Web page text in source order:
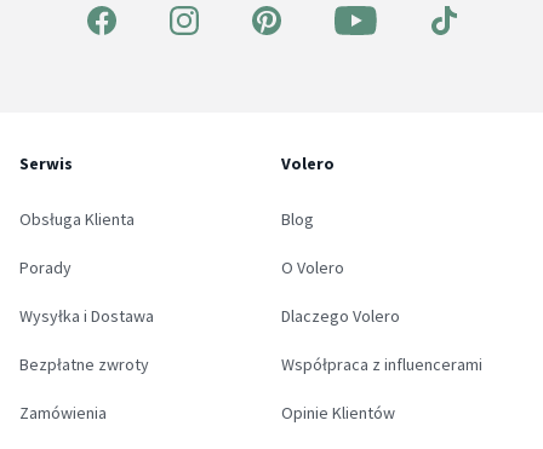
Serwis
Obsługa Klienta
Porady
Wysyłka i Dostawa
Bezpłatne zwroty
Zamówienia
Volero
Blog
O Volero
Dlaczego Volero
Współpraca z influencerami
Opinie Klientów